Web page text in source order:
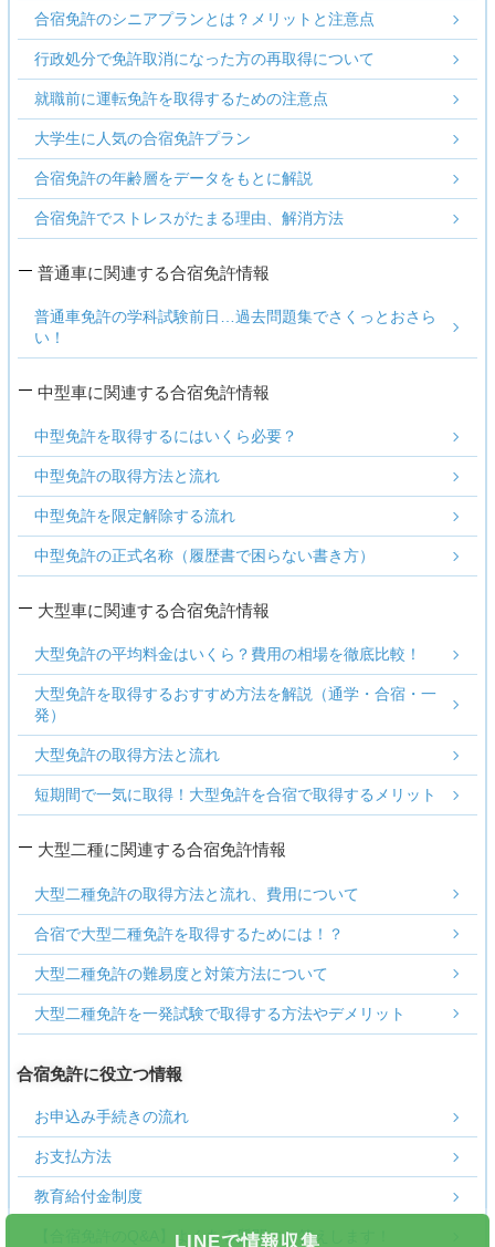
合宿免許のシニアプランとは？メリットと注意点
行政処分で免許取消になった方の再取得について
就職前に運転免許を取得するための注意点
大学生に人気の合宿免許プラン
合宿免許の年齢層をデータをもとに解説
合宿免許でストレスがたまる理由、解消方法
普通車に関連する合宿免許情報
普通車免許の学科試験前日…過去問題集でさくっとおさら
い！
中型車に関連する合宿免許情報
中型免許を取得するにはいくら必要？
中型免許の取得方法と流れ
中型免許を限定解除する流れ
中型免許の正式名称（履歴書で困らない書き方）
大型車に関連する合宿免許情報
大型免許の平均料金はいくら？費用の相場を徹底比較！
大型免許を取得するおすすめ方法を解説（通学・合宿・一
発）
大型免許の取得方法と流れ
短期間で一気に取得！大型免許を合宿で取得するメリット
大型二種に関連する合宿免許情報
大型二種免許の取得方法と流れ、費用について
合宿で大型二種免許を取得するためには！？
大型二種免許の難易度と対策方法について
大型二種免許を一発試験で取得する方法やデメリット
合宿免許に役立つ情報
お申込み手続きの流れ
お支払方法
教育給付金制度
【合宿免許のQ&A】よくある質問にお答えします！
LINEで情報収集